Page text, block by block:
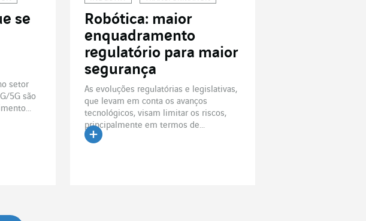
se
setor
5G são
Robótica: maior
enquadramento
regulatório para maior
segurança
As evoluções regulatórias e legislativas,
que levam em conta os avanços
tecnológicos, visam limitar os riscos,
principalmente em termos de...